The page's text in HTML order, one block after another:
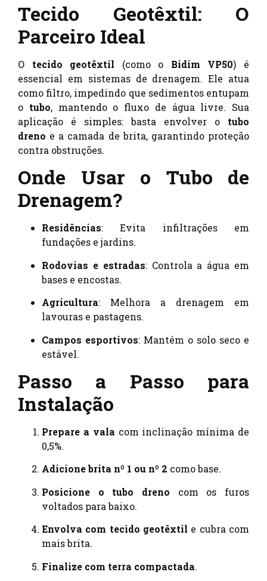
Tecido Geotêxtil: O
Parceiro Ideal
O tecido geotêxtil (como o Bidim VP50) é
essencial em sistemas de drenagem. Ele atua
como filtro, impedindo que sedimentos entupam
o tubo, mantendo o fluxo de água livre. Sua
aplicação é simples: basta envolver o tubo
dreno e a camada de brita, garantindo proteção
contra obstruções.
Onde Usar o Tubo de
Drenagem?
Residências: Evita infiltrações em
fundações e jardins.
Rodovias e estradas: Controla a água em
bases e encostas.
Agricultura: Melhora a drenagem em
lavouras e pastagens.
Campos esportivos: Mantém o solo seco e
estável.
Passo a Passo para
Instalação
Prepare a vala com inclinação mínima de
0,5%.
Adicione brita nº 1 ou nº 2 como base.
Posicione o tubo dreno com os furos
voltados para baixo.
Envolva com tecido geotêxtil e cubra com
mais brita.
Finalize com terra compactada.